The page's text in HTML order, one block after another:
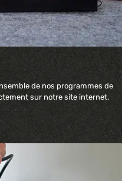
de nos programmes de
sur notre site internet.